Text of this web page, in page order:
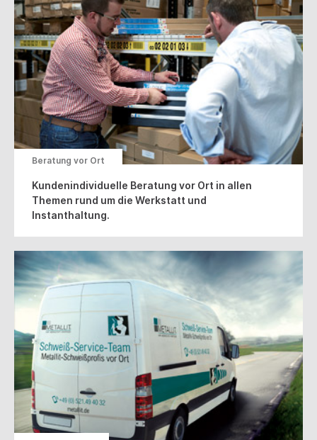
Beratung vor Ort
Kundenindividuelle Beratung vor Ort in allen
Themen rund um die Werkstatt und
Instanthaltung.